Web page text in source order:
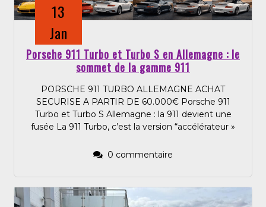
13
Jan
Porsche 911 Turbo et Turbo S en Allemagne : le
sommet de la gamme 911
PORSCHE 911 TURBO ALLEMAGNE ACHAT
SECURISE A PARTIR DE 60.000€ Porsche 911
Turbo et Turbo S Allemagne : la 911 devient une
fusée La 911 Turbo, c’est la version “accélérateur »
0 commentaire